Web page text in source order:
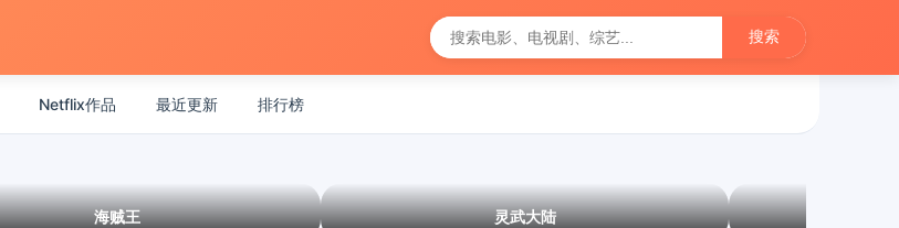
搜索
Netflix作品 最近更新 排行榜
海贼王 灵武大陆